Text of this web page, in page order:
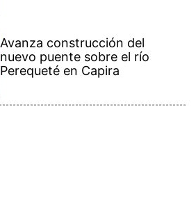
Avanza construcción del
nuevo puente sobre el río
Perequeté en Capira